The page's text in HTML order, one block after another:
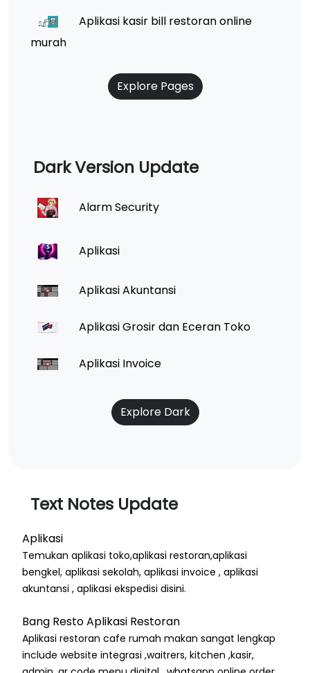
Aplikasi kasir bill restoran online
murah
Explore Pages
Dark Version Update
Alarm Security
Aplikasi
Aplikasi Akuntansi
Aplikasi Grosir dan Eceran Toko
Aplikasi Invoice
Explore Dark
Text Notes Update
Aplikasi
Temukan aplikasi toko,aplikasi restoran,aplikasi
bengkel, aplikasi sekolah, aplikasi invoice , aplikasi
akuntansi , aplikasi ekspedisi disini.
Bang Resto Aplikasi Restoran
Aplikasi restoran cafe rumah makan sangat lengkap
include website integrasi ,waitrers, kitchen ,kasir,